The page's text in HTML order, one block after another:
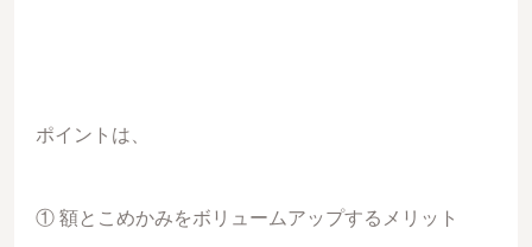
ポイントは、
① 額とこめかみをボリュームアップするメリット